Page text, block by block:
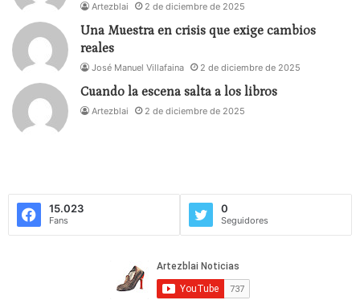
Artezblai 2 de diciembre de 2025
Una Muestra en crisis que exige cambios
reales
José Manuel Villafaina 2 de diciembre de 2025
Cuando la escena salta a los libros
Artezblai 2 de diciembre de 2025
15.023
Fans
0
Seguidores